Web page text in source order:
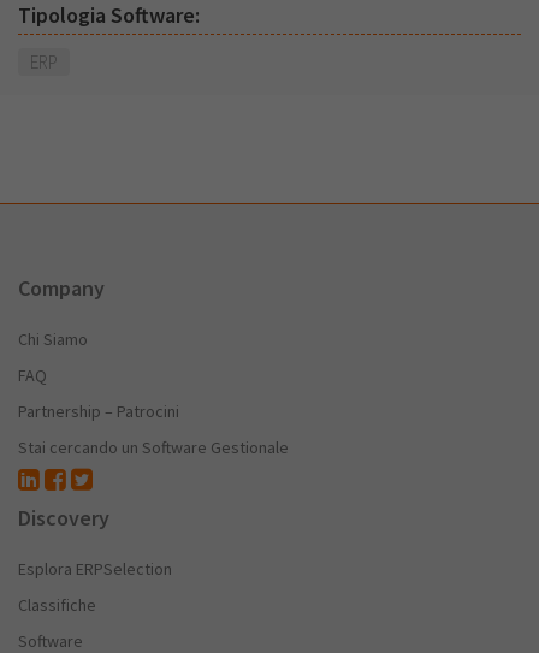
Tipologia Software:
ERP
Company
Chi Siamo
FAQ
Partnership – Patrocini
Stai cercando un Software Gestionale
Discovery
Esplora ERPSelection
Classifiche
Software